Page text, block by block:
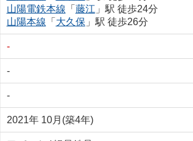
山陽電鉄本線 「 藤江 」駅 徒歩24分
山陽本線 「 大久保 」駅 徒歩26分
-
-
-
2021年 10月(築4年)